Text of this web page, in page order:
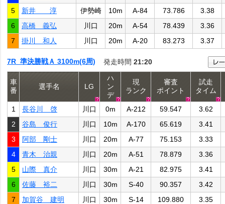
5
新井 淳 伊勢崎 10m A-84 73.786
3.38
6
高橋 義弘 川口 20m A-54 78.439
3.36
7
掛川 和人 川口 20m A-20 83.273 3.37
7R 準決勝戦Ａ 3100m(6周) 発走時間 21:20
車
番
選手名 LG
ハ
ン
デ
現
ランク
審査
ポイント
試走
タイム
1 長谷川 啓 川口 0m A-212 59.547
3.62
2
谷島 俊行 川口 10m A-170 65.619
3.41
3
阿部 剛士 川口 20m A-77 75.153
3.33
4
青木 治親 川口 20m A-51 78.879
3.36
5
山際 真介 川口 30m A-21 82.975
3.41
6
佐藤 裕二 川口 30m S-40 90.357
3.42
7
加賀谷 建明 川口 30m S-14 109.880 3.35